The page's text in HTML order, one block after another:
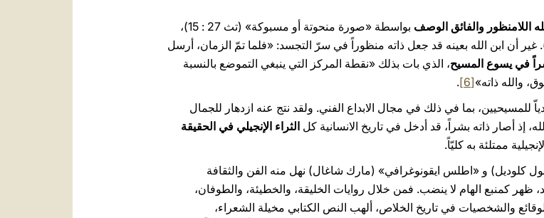
اللامنظور والفائق الوصف
بواسطة «صورة منحوتة أو مسبوكة» (تث 27 : 15)،
الله يعلو كل تمثّل مادي: «أنا هو مَن هو» (خر 3: 14). غير أن ابن الله بعينه قد جعل ذاته منظوراً في سرّ التجسد: «فلما تمّ الزمان، أرسل
في يسوع المسيح، الذي بات بذلك «نقطة المركز التي ينبغي التموضع بالنسبة
والله ذاته»[6]
.
للمسيحيين، بما في ذلك في مجال الابداع الفني. ولقد نتج عنه ازدهار للجمال
أصار ذاته بشراً، قد أدخل في تاريخ الانسانية كل الثراء الإنجيلي في الحقيقة
ممتلئة به كليّاً.
و «اطلس ايقونوغرافي» (مارك شاغال) نهل منه الفن والثقافة
ظهر كمنبع الهام لا ينضب. فمن خلال روايات الخليقة، والخطيئة، والطوفان،
والشخصيات في تاريخ الخلاص، ألهب النص الكتابي مخيلة الشعراء،